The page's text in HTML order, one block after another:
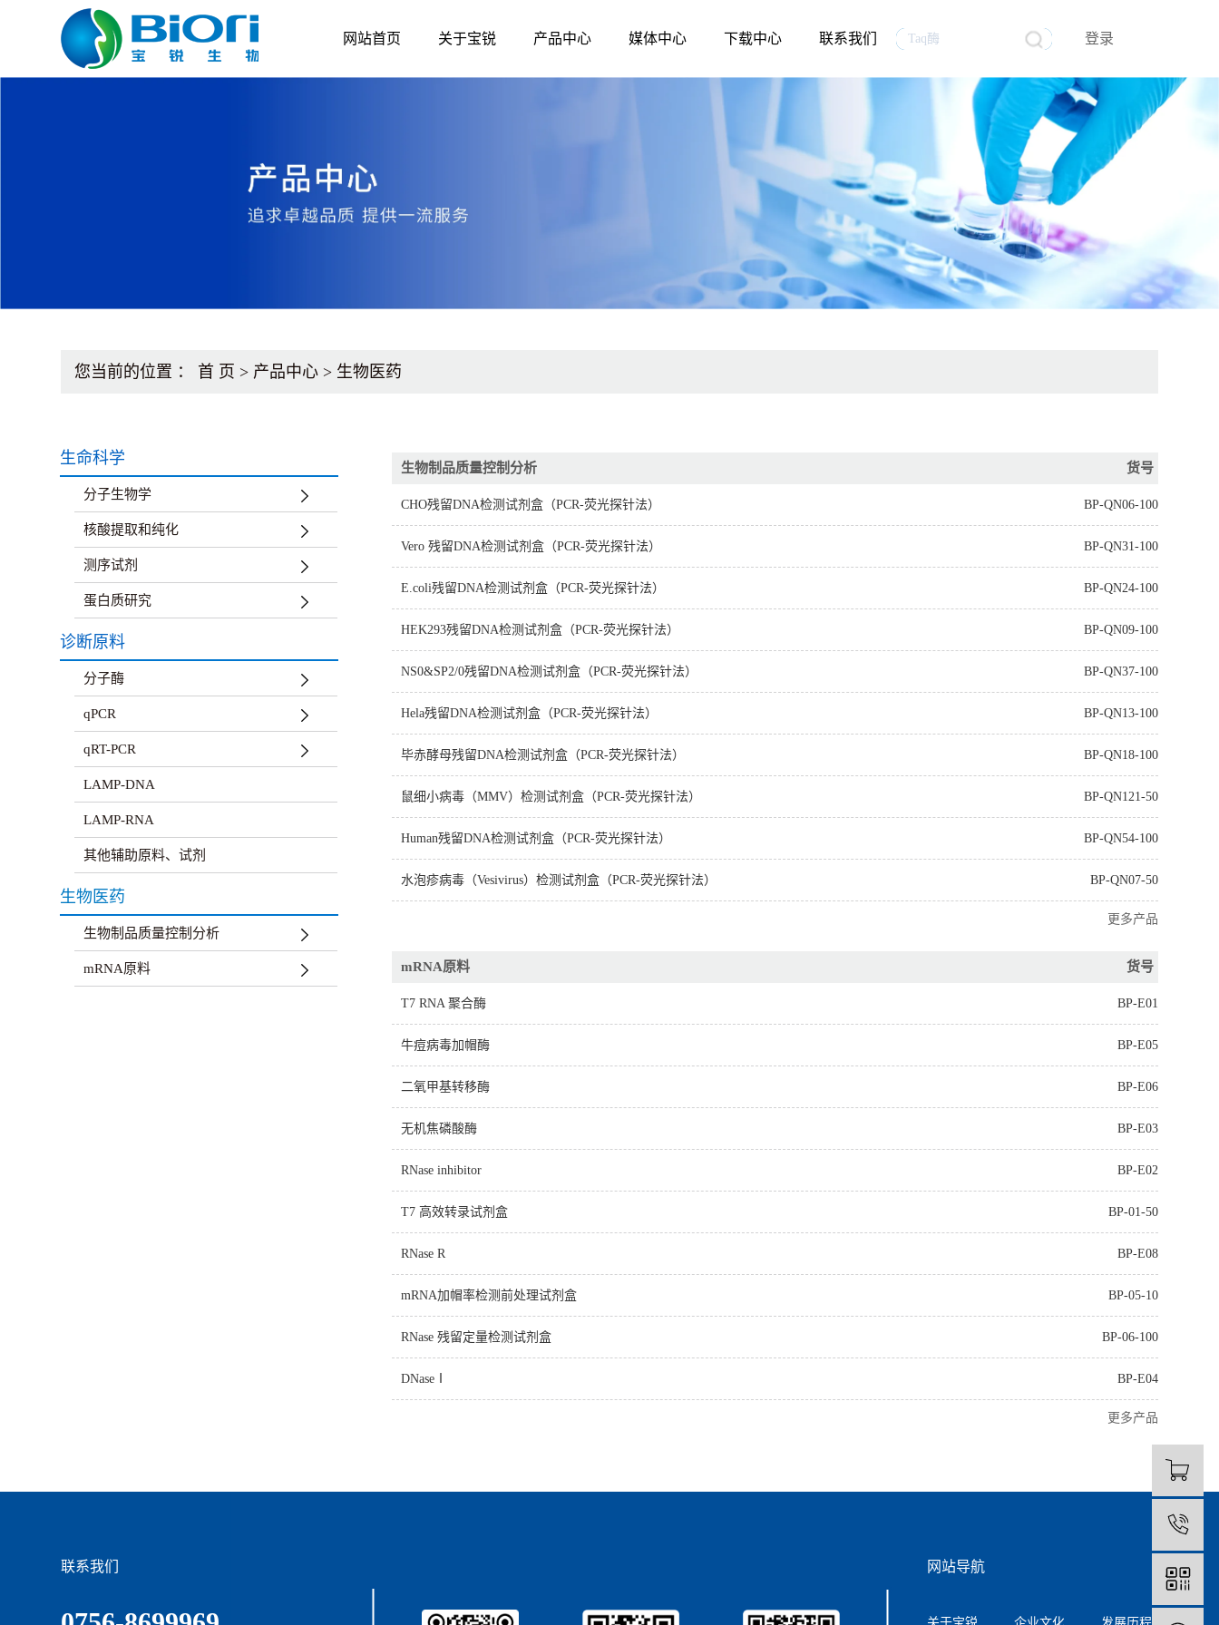
网站首页 关于宝锐 产品中心
分子生物学
分子酶
qPCR
LAMP-DNA
LAMP-RNA
其他辅助原料、试剂
生物制品质量控制分析
mRNA原料
媒体中心
员工风采
下载中心 联系我们 登录
您当前的位置 ： 首 页 > 产品中心 > 生物医药
生命科学
分子生物学
核酸提取和纯化
测序试剂
蛋白质研究
诊断原料
分子酶
qPCR
qRT-PCR
LAMP-DNA
LAMP-RNA
其他辅助原料、试剂
生物医药
生物制品质量控制分析
mRNA原料
生物制品质量控制分析 货号
CHO残留DNA检测试剂盒（PCR-荧光探针法） BP-QN06-100
Vero 残留DNA检测试剂盒（PCR-荧光探针法） BP-QN31-100
E.coli残留DNA检测试剂盒（PCR-荧光探针法） BP-QN24-100
HEK293残留DNA检测试剂盒（PCR-荧光探针法） BP-QN09-100
NS0&SP2/0残留DNA检测试剂盒（PCR-荧光探针法） BP-QN37-100
Hela残留DNA检测试剂盒（PCR-荧光探针法） BP-QN13-100
毕赤酵母残留DNA检测试剂盒（PCR-荧光探针法） BP-QN18-100
鼠细小病毒（MMV）检测试剂盒（PCR-荧光探针法） BP-QN121-50
Human残留DNA检测试剂盒（PCR-荧光探针法） BP-QN54-100
水泡疹病毒（Vesivirus）检测试剂盒（PCR-荧光探针法） BP-QN07-50
更多产品
mRNA原料 货号
T7 RNA 聚合酶 BP-E01
牛痘病毒加帽酶 BP-E05
二氧甲基转移酶 BP-E06
无机焦磷酸酶 BP-E03
RNase inhibitor BP-E02
T7 高效转录试剂盒 BP-01-50
RNase R BP-E08
mRNA加帽率检测前处理试剂盒 BP-05-10
RNase 残留定量检测试剂盒 BP-06-100
DNaseⅠ BP-E04
更多产品
联系我们 网站导航